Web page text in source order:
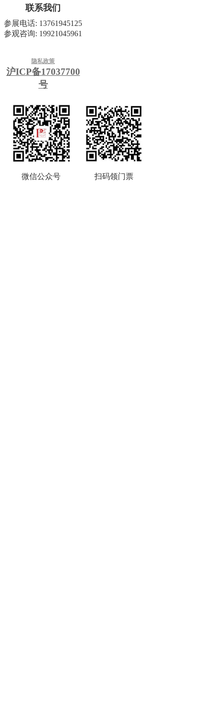
联系我们
参展电话: 13761945125
参观咨询: 19921045961
隐私政策
沪ICP备17037700
号
微信公众号 扫码领门票